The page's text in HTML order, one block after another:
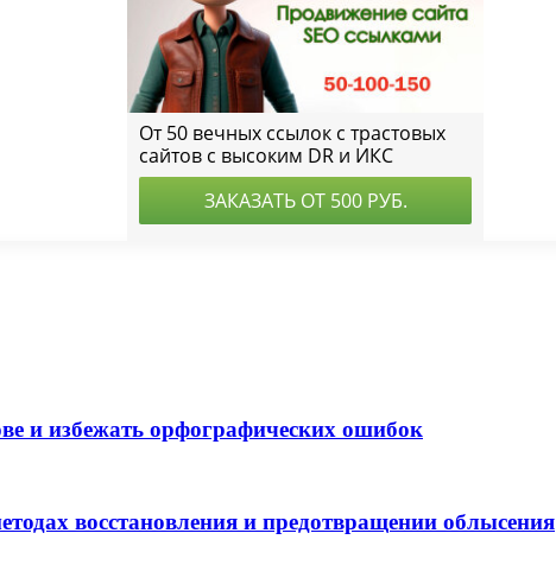
и избежать орфографических ошибок
восстановления и предотвращении облысения